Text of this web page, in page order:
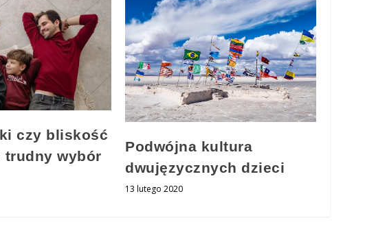
czy bliskość
trudny wybór
Podwójna kultura
dwujęzycznych dzieci
13 lutego 2020